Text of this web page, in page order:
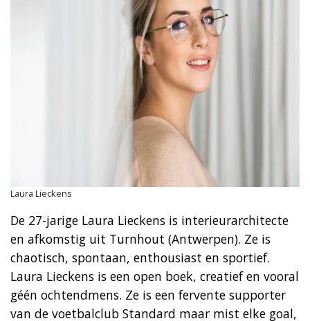
Laura Lieckens
De 27-jarige Laura Lieckens is interieurarchitecte
en afkomstig uit Turnhout (Antwerpen). Ze is
chaotisch, spontaan, enthousiast en sportief.
Laura Lieckens is een open boek, creatief en vooral
géén ochtendmens. Ze is een fervente supporter
van de voetbalclub Standard maar mist elke goal,